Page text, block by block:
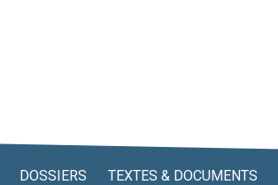
DOSSIERS TEXTES & DOCUMENTS